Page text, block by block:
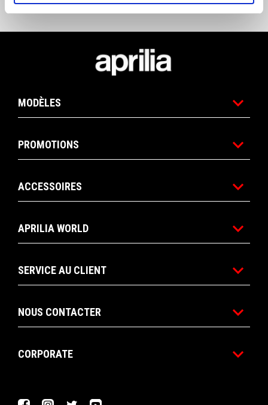
€ 46
MODÈLES
PROMOTIONS
ACCESSOIRES
APRILIA WORLD
SERVICE AU CLIENT
NOUS CONTACTER
CORPORATE